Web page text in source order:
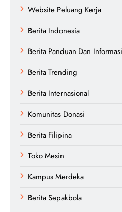
Website Peluang Kerja
Berita Indonesia
Berita Panduan Dan Informasi
Berita Trending
Berita Internasional
Komunitas Donasi
Berita Filipina
Toko Mesin
Kampus Merdeka
Berita Sepakbola